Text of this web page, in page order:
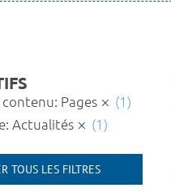
Pages
(1)
Actualités
(1)
TOUS LES FILTRES